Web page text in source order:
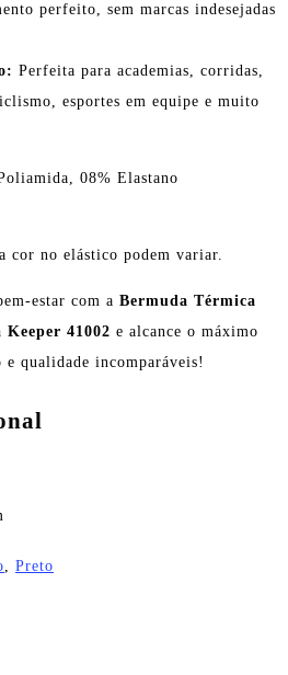
perfeito, sem marcas indesejadas
Perfeita para academias, corridas,
esportes em equipe e muito
08% Elastano
cor no elástico podem variar.
estar com a Bermuda Térmica
Keeper 41002 e alcance o máximo
qualidade incomparáveis!
, Preto